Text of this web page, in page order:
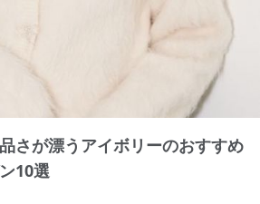
さが漂うアイボリーのおすすめ
10選